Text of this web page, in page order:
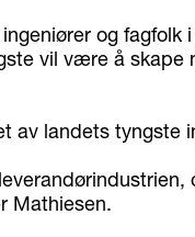
og fagfolk
vil være å skape
av landets tyngste
Mathiesen.